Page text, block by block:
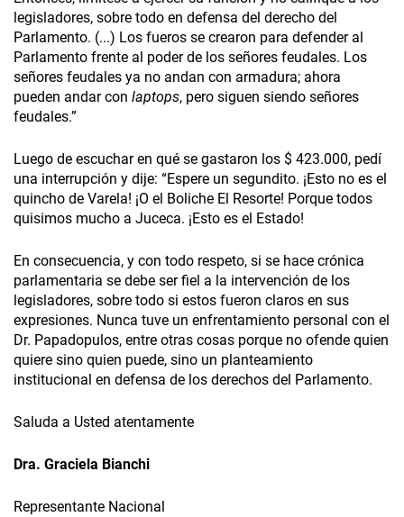
legisladores, sobre todo en defensa del derecho del
Parlamento. (...) Los fueros se crearon para defender al
Parlamento frente al poder de los señores feudales. Los
señores feudales ya no andan con armadura; ahora
pueden andar con laptops, pero siguen siendo señores
feudales.”
Luego de escuchar en qué se gastaron los $ 423.000, pedí
una interrupción y dije: “Espere un segundito. ¡Esto no es el
quincho de Varela! ¡O el Boliche El Resorte! Porque todos
quisimos mucho a Juceca. ¡Esto es el Estado!
En consecuencia, y con todo respeto, si se hace crónica
parlamentaria se debe ser fiel a la intervención de los
legisladores, sobre todo si estos fueron claros en sus
expresiones. Nunca tuve un enfrentamiento personal con el
Dr. Papadopulos, entre otras cosas porque no ofende quien
quiere sino quien puede, sino un planteamiento
institucional en defensa de los derechos del Parlamento.
Saluda a Usted atentamente
Dra. Graciela Bianchi
Representante Nacional